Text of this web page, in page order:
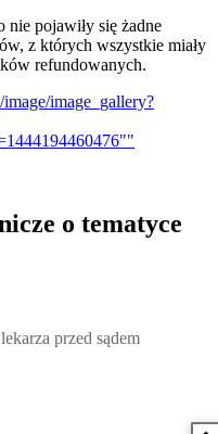
nie pojawiły się żadne
z których wszystkie miały
refundowanych.
image_gallery?
o tematyce
przed sądem lekarskim,
przed sądem